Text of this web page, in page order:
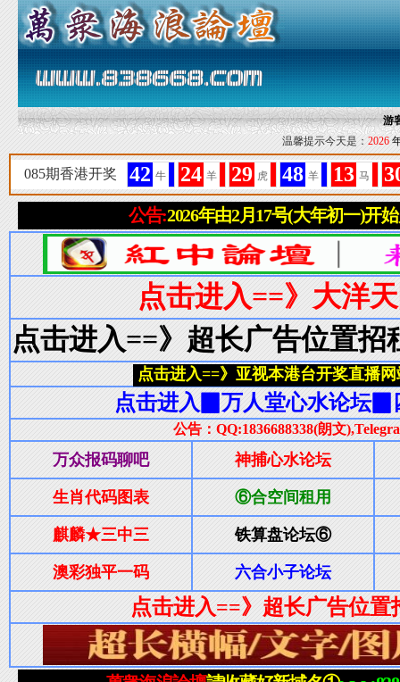
游
温馨提示今天是： 2026